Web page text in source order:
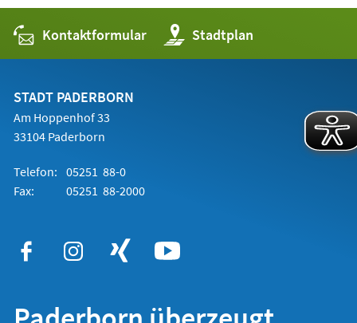
Kontaktformular Stadtplan
(Öffnet
in
einem
STADT PADERBORN
Am Hoppenhof 33
33104 Paderborn
Telefon: 05251 88-0
Fax:
05251 88-2000